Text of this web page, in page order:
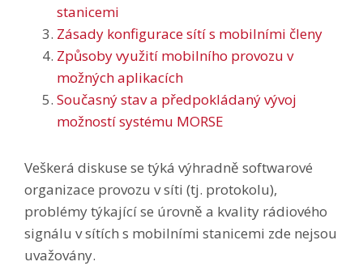
stanicemi
Zásady konfigurace sítí s mobilními členy
Způsoby využití mobilního provozu v
možných aplikacích
Současný stav a předpokládaný vývoj
možností systému MORSE
Veškerá diskuse se týká výhradně softwarové
organizace provozu v síti (tj. protokolu),
problémy týkající se úrovně a kvality rádiového
signálu v sítích s mobilními stanicemi zde nejsou
uvažovány.